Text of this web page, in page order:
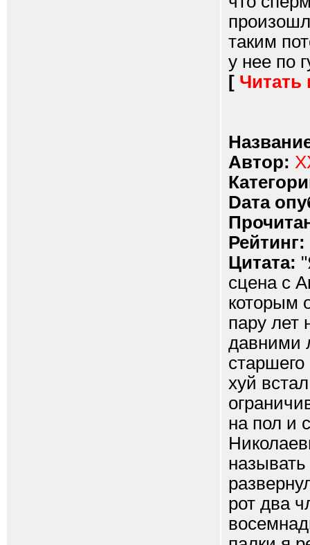
таким
у нее по
[ Читать
Автор:
Dата
Рейтинг:
Цитата:
сцена с
которым
пару лет
давними
хуй
на пол и
рот два